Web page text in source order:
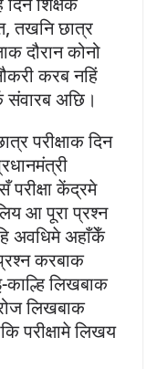
तखनि छात्र
दौरान कोनो
करब नहिं
अछि।
परीक्षाक दिन
केंद्रमे
आ पूरा प्रश्न
अवधिमे अहाँकेँ
करबाक
लिखबाक
लिखबाक
परीक्षामे लिखय